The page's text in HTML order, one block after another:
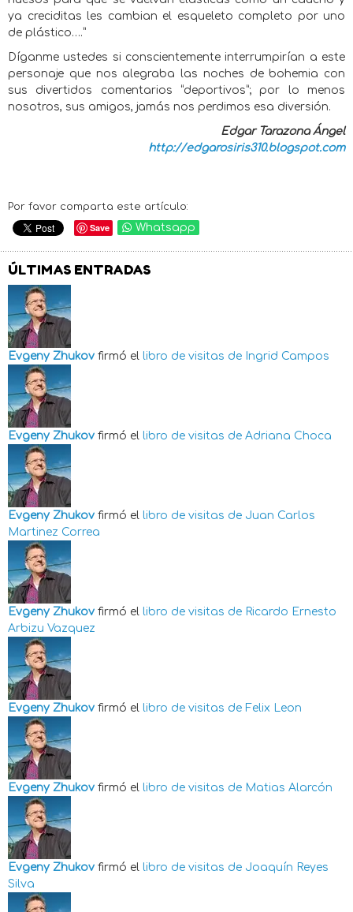
ya creciditas les cambian el esqueleto completo por uno
de plástico….”
Díganme ustedes si conscientemente interrumpirían a este
personaje que nos alegraba las noches de bohemia con
sus divertidos comentarios “deportivos”; por lo menos
nosotros, sus amigos, jamás nos perdimos esa diversión.
Edgar Tarazona Ángel
http://edgarosiris310.blogspot.com
Por favor comparta este artículo:
Save Whatsapp
ÚLTIMAS ENTRADAS
Evgeny Zhukov firmó el libro de visitas de Ingrid Campos
Evgeny Zhukov firmó el libro de visitas de Adriana Choca
Evgeny Zhukov firmó el libro de visitas de Juan Carlos
Martinez Correa
Evgeny Zhukov firmó el libro de visitas de Ricardo Ernesto
Arbizu Vazquez
Evgeny Zhukov firmó el libro de visitas de Felix Leon
Evgeny Zhukov firmó el libro de visitas de Matias Alarcón
Evgeny Zhukov firmó el libro de visitas de Joaquín Reyes
Silva